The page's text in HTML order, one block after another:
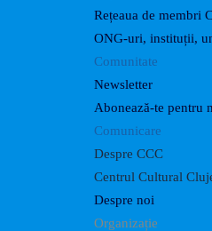
Rețeaua de membri
ONG-uri, instituții,
Comunitate
Newsletter
Abonează-te pentru
Comunicare
Despre CCC
Centrul Cultural
Despre noi
Organizație